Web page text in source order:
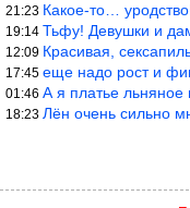
21:23 Какое-то…
19:14 Тьфу! Девушки и дамы
12:09 Красивая,
17:45 еще надо рост и
01:46 А я платье льняное
18:23 Лён очень сильно